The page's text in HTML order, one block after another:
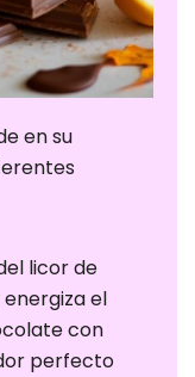
en su
licor de
el
con
perfecto
sitio
funcione lo
posible
su
Si
estas
web.